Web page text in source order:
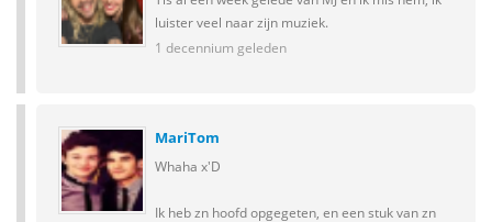
luister veel naar zijn muziek.
1 decennium geleden
MariTom
Whaha x'D
Ik heb zn hoofd opgegeten, en een stuk van zn